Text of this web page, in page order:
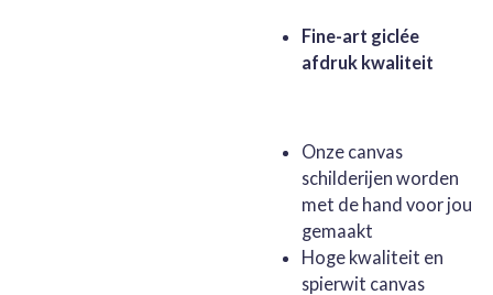
Fine-art giclée
afdruk kwaliteit
Onze canvas
schilderijen worden
met de hand voor jou
gemaakt
Hoge kwaliteit en
spierwit canvas